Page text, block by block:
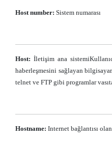
Host number: Sistem numarası
Host: İletişim ana
haberleşmesini sağlayan
telnet ve FTP gibi programlar
Hostname: Internet bağlantısı